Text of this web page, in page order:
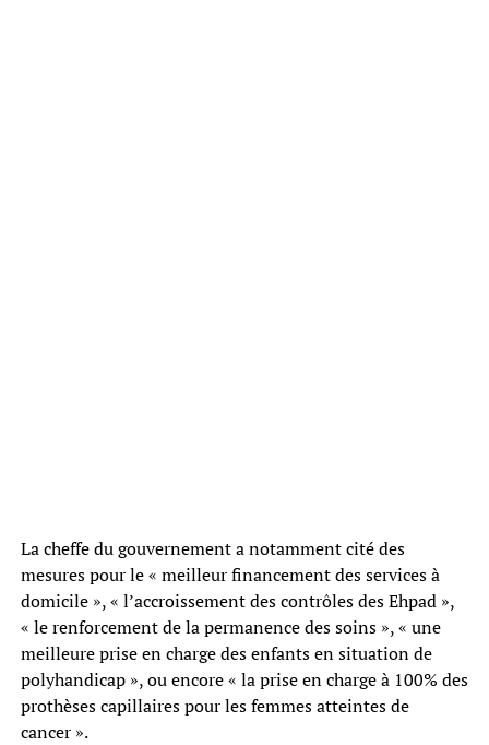
La cheffe du gouvernement a notamment cité des
mesures pour le « meilleur financement des services à
domicile », « l’accroissement des contrôles des Ehpad »,
« le renforcement de la permanence des soins », « une
meilleure prise en charge des enfants en situation de
polyhandicap », ou encore « la prise en charge à 100% des
prothèses capillaires pour les femmes atteintes de
cancer ».